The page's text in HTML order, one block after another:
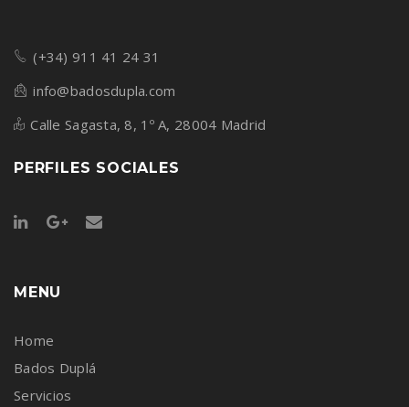
(+34) 911 41 24 31
info@badosdupla.com
Calle Sagasta, 8, 1º A, 28004 Madrid
PERFILES SOCIALES
MENU
Home
Bados Duplá
Servicios